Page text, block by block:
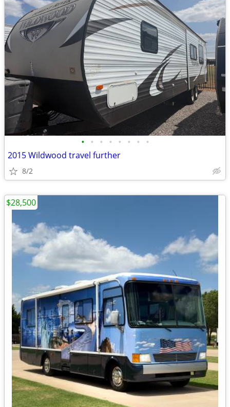
• • • • • • • •
2015 Wildwood travel further
8/2
$28,500